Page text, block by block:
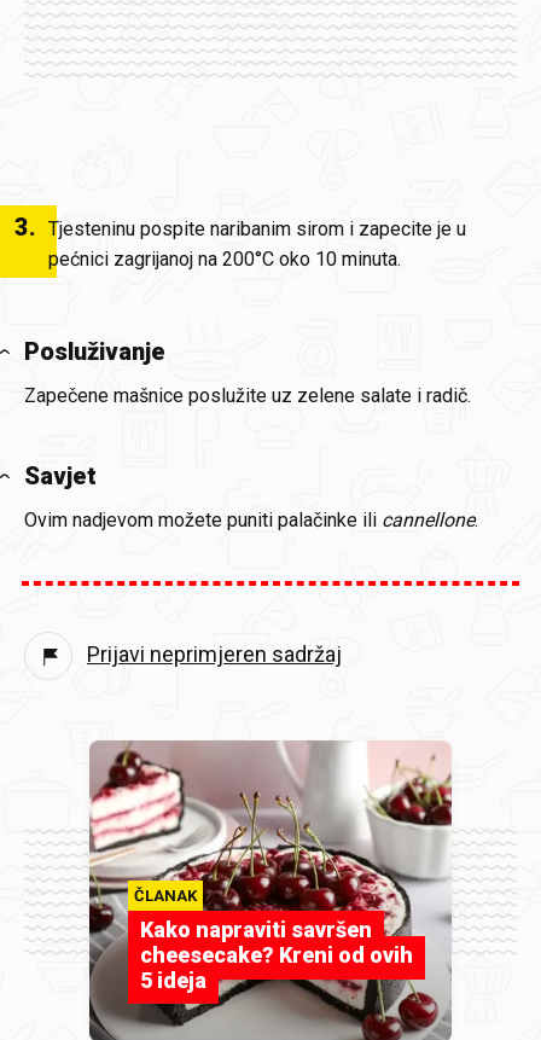
3. Tjesteninu pospite naribanim sirom i zapecite je u
pećnici zagrijanoj na 200°C oko 10 minuta.
Posluživanje
Zapečene mašnice poslužite uz zelene salate i radič.
Savjet
Ovim nadjevom možete puniti palačinke ili cannellone.
Prijavi neprimjeren sadržaj
ČLANAK
Kako napraviti savršen
cheesecake? Kreni od ovih
5 ideja